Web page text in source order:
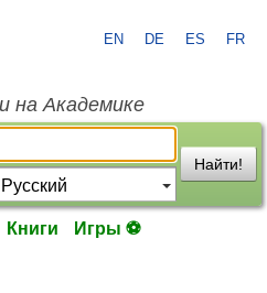
EN DE ES FR
на Академике
Найти!
Книги Игры ⚽